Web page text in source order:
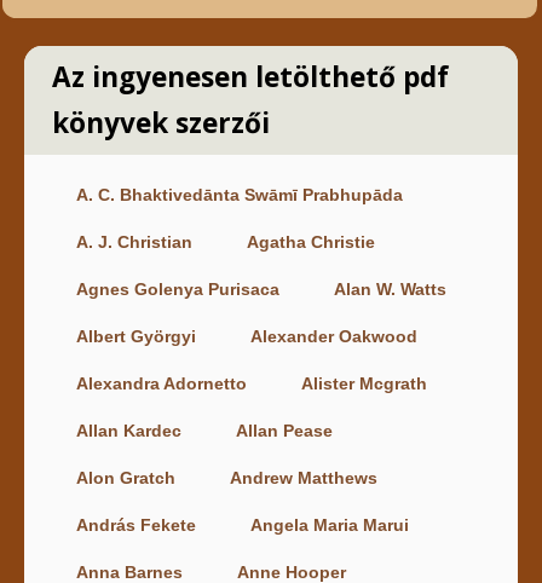
Az ingyenesen letölthető pdf
könyvek szerzői
A. C. Bhaktivedānta Swāmī Prabhupāda
A. J. Christian Agatha Christie
Agnes Golenya Purisaca Alan W. Watts
Albert Györgyi Alexander Oakwood
Alexandra Adornetto Alister Mcgrath
Allan Kardec Allan Pease
Alon Gratch Andrew Matthews
András Fekete Angela Maria Marui
Anna Barnes Anne Hooper